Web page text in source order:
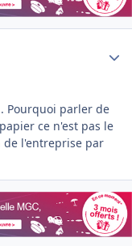
Pourquoi parler de
ce n'est pas le
de l'entreprise par